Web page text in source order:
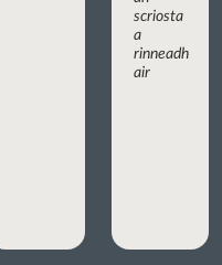
scriosta
a
rinneadh
air